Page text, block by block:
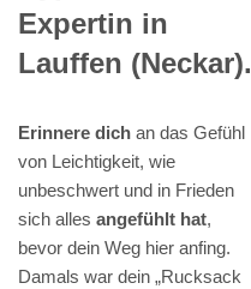
Expertin in
Lauffen (Neckar).
Erinnere dich an das Gefühl
von Leichtigkeit, wie
unbeschwert und in Frieden
sich alles angefühlt hat,
bevor dein Weg hier anfing.
Damals war dein „Rucksack